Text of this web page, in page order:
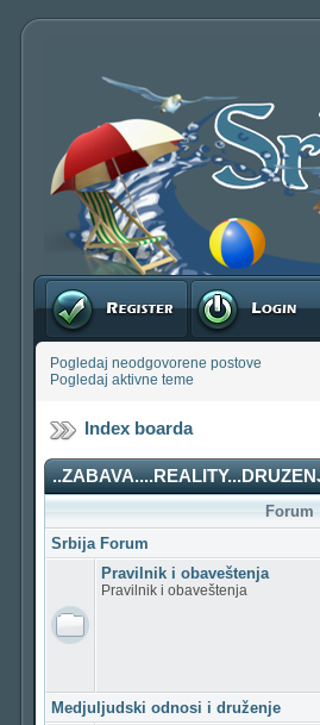
Registruj se Prijavite se
Pogledaj neodgovorene postove
Pogledaj aktivne teme
Index boarda
Forum
Srbija Forum
Pravilnik i obaveštenja
Pravilnik i obaveštenja
Medjuljudski odnosi i druženje